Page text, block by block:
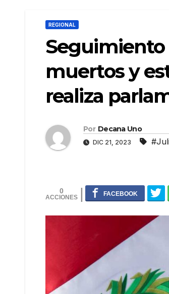
REGIONAL
Seguimiento
muertos y
realiza
Por Decana Uno
DIC 21, 2023
0